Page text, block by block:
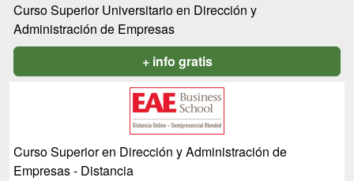
Curso Superior Universitario en Dirección y
Administración de Empresas
+ info gratis
Curso Superior en Dirección y Administración de
Empresas - Distancia